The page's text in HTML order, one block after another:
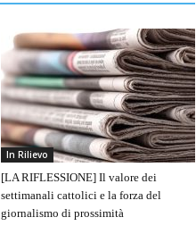
In Rilievo
[LA RIFLESSIONE] Il valore dei
settimanali cattolici e la forza del
giornalismo di prossimità